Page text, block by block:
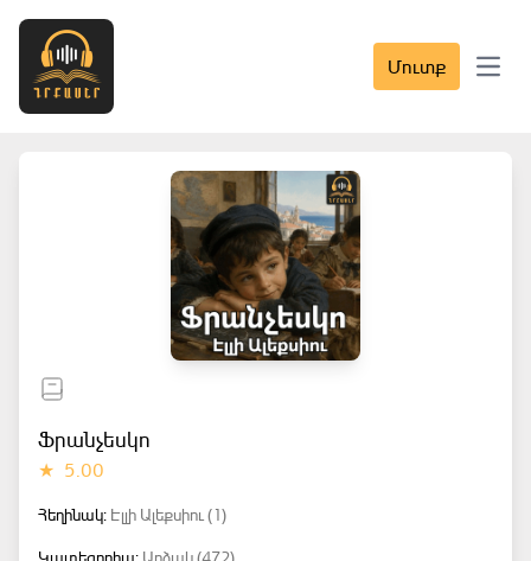
Մուտք Open
Ֆրանչեսկո
★ 5.00
Հեղինակ: Էլլի Ալեքսիու (1)
Կատեգորիա: Արձակ (472)